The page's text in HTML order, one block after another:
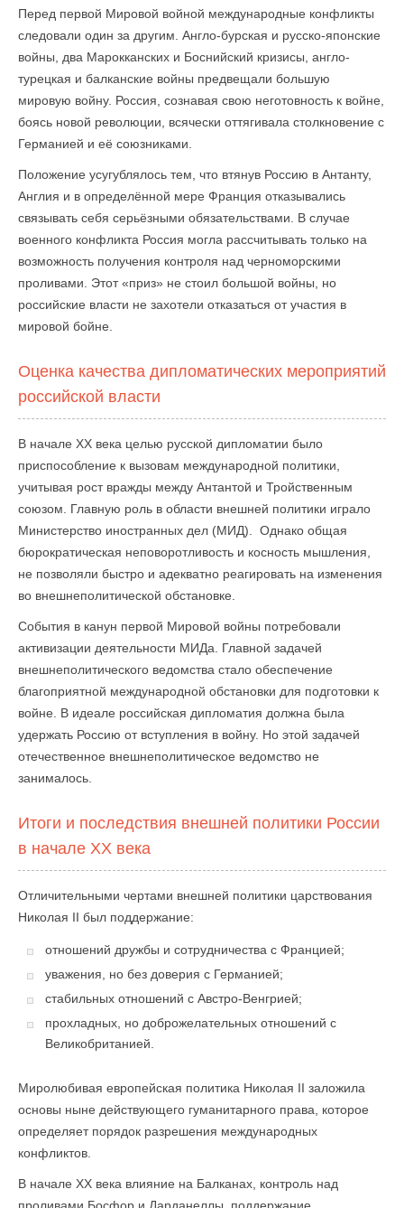
Перед первой Мировой войной международные конфликты
следовали один за другим. Англо-бурская и русско-японские
войны, два Марокканских и Боснийский кризисы, англо-
турецкая и балканские войны предвещали большую
мировую войну. Россия, сознавая свою неготовность к войне,
боясь новой революции, всячески оттягивала столкновение с
Германией и её союзниками.
Положение усугублялось тем, что втянув Россию в Антанту,
Англия и в определённой мере Франция отказывались
связывать себя серьёзными обязательствами. В случае
военного конфликта Россия могла рассчитывать только на
возможность получения контроля над черноморскими
проливами. Этот «приз» не стоил большой войны, но
российские власти не захотели отказаться от участия в
мировой бойне.
Оценка качества дипломатических мероприятий
российской власти
В начале XX века целью русской дипломатии было
приспособление к вызовам международной политики,
учитывая рост вражды между Антантой и Тройственным
союзом. Главную роль в области внешней политики играло
Министерство иностранных дел (МИД). Однако общая
бюрократическая неповоротливость и косность мышления,
не позволяли быстро и адекватно реагировать на изменения
во внешнеполитической обстановке.
События в канун первой Мировой войны потребовали
активизации деятельности МИДа. Главной задачей
внешнеполитического ведомства стало обеспечение
благоприятной международной обстановки для подготовки к
войне. В идеале российская дипломатия должна была
удержать Россию от вступления в войну. Но этой задачей
отечественное внешнеполитическое ведомство не
занималось.
Итоги и последствия внешней политики России
в начале XX века
Отличительными чертами внешней политики царствования
Николая II был поддержание:
отношений дружбы и сотрудничества с Францией;
уважения, но без доверия с Германией;
стабильных отношений с Австро-Венгрией;
прохладных, но доброжелательных отношений с
Великобританией.
Миролюбивая европейская политика Николая II заложила
основы ныне действующего гуманитарного права, которое
определяет порядок разрешения международных
конфликтов.
В начале XX века влияние на Балканах, контроль над